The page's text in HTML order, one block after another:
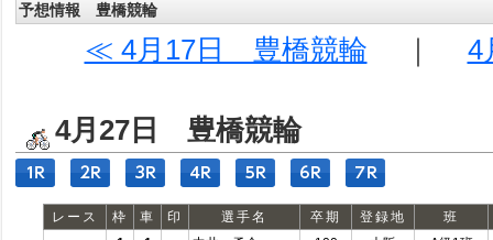
予想情報 豊橋競輪
≪ 4月17日 豊橋競輪 ｜ 4
4月27日 豊橋競輪
レース 枠 車 印 選手名 卒期 登録地 班